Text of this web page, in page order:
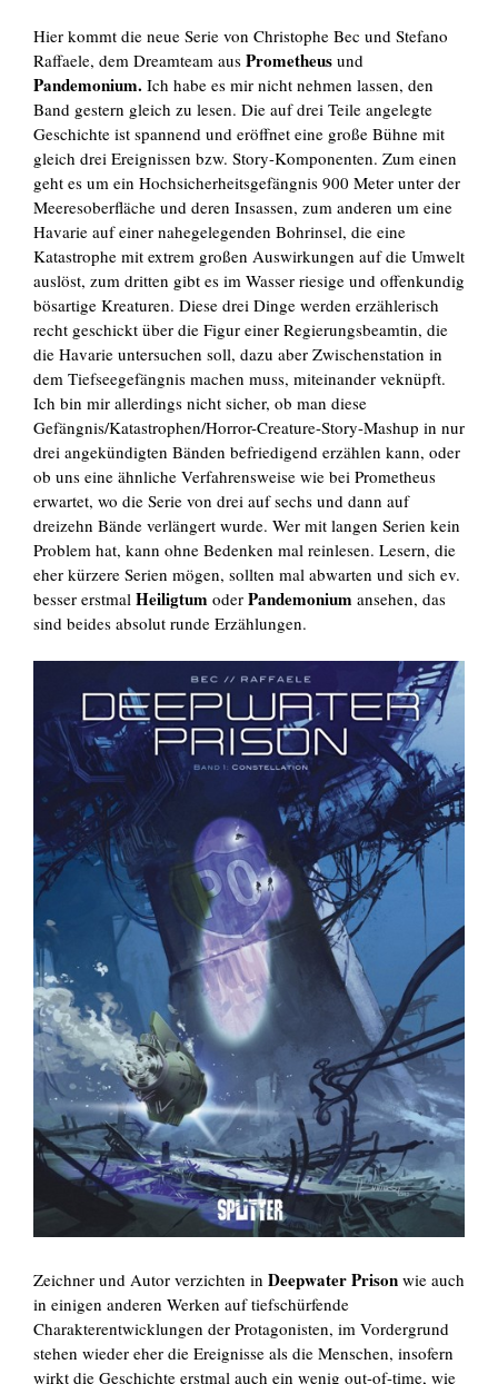
Hier kommt die neue Serie von Christophe Bec und Stefano
Raffaele, dem Dreamteam aus Prometheus und
Pandemonium. Ich habe es mir nicht nehmen lassen, den
Band gestern gleich zu lesen. Die auf drei Teile angelegte
Geschichte ist spannend und eröffnet eine große Bühne mit
gleich drei Ereignissen bzw. Story-Komponenten. Zum einen
geht es um ein Hochsicherheitsgefängnis 900 Meter unter der
Meeresoberfläche und deren Insassen, zum anderen um eine
Havarie auf einer nahegelegenden Bohrinsel, die eine
Katastrophe mit extrem großen Auswirkungen auf die Umwelt
auslöst, zum dritten gibt es im Wasser riesige und offenkundig
bösartige Kreaturen. Diese drei Dinge werden erzählerisch
recht geschickt über die Figur einer Regierungsbeamtin, die
die Havarie untersuchen soll, dazu aber Zwischenstation in
dem Tiefseegefängnis machen muss, miteinander veknüpft.
Ich bin mir allerdings nicht sicher, ob man diese
Gefängnis/Katastrophen/Horror-Creature-Story-Mashup in nur
drei angekündigten Bänden befriedigend erzählen kann, oder
ob uns eine ähnliche Verfahrensweise wie bei Prometheus
erwartet, wo die Serie von drei auf sechs und dann auf
dreizehn Bände verlängert wurde. Wer mit langen Serien kein
Problem hat, kann ohne Bedenken mal reinlesen. Lesern, die
eher kürzere Serien mögen, sollten mal abwarten und sich ev.
besser erstmal Heiligtum oder Pandemonium ansehen, das
sind beides absolut runde Erzählungen.
Zeichner und Autor verzichten in Deepwater Prison wie auch
in einigen anderen Werken auf tiefschürfende
Charakterentwicklungen der Protagonisten, im Vordergrund
stehen wieder eher die Ereignisse als die Menschen, insofern
wirkt die Geschichte erstmal auch ein wenig out-of-time, wie